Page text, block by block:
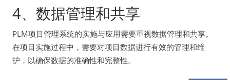
4、数据管理和共享
PLM项目管理系统的实施与应用需要重视数据管理和共享。
在项目实施过程中，需要对项目数据进行有效的管理和维
护，以确保数据的准确性和完整性。